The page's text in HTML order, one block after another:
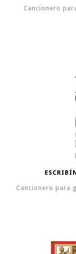
Cancionero
Cancionero para